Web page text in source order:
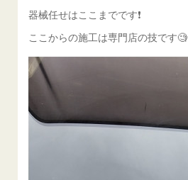
器械任せはここまでです❗️
ここからの施工は専門店の技です🧐